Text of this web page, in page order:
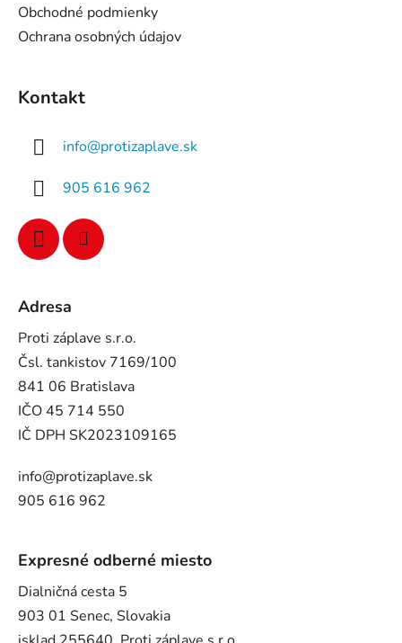
Obchodné podmienky
Ochrana osobných údajov
Kontakt
info@protizaplave.sk
905 616 962
Adresa
Proti záplave s.r.o.
Čsl. tankistov 7169/100
841 06 Bratislava
IČO 45 714 550
IČ DPH SK2023109165
info@protizaplave.sk
905 616 962
Expresné odberné miesto
Dialničná cesta 5
903 01 Senec, Slovakia